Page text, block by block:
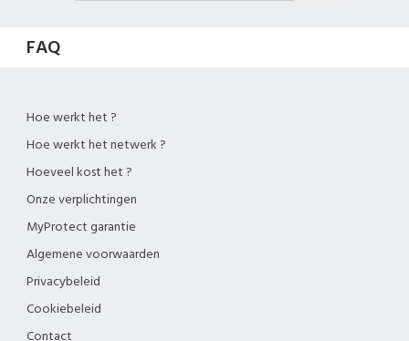
FAQ
Hoe werkt het ?
Hoe werkt het netwerk ?
Hoeveel kost het ?
Onze verplichtingen
MyProtect garantie
Algemene voorwaarden
Privacybeleid
Cookiebeleid
Contact